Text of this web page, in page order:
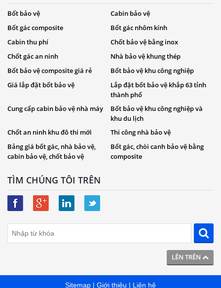
LÊN TRÊN
Bốt bảo vệ
Cabin bảo vệ
Bốt gác composite
Bốt gác nhôm kính
Cabin thu phí
Chốt bảo vệ bằng inox
Chốt gác an ninh
Nhà bảo vệ khung thép
Bốt bảo vệ composite giá rẻ
Bốt bảo vệ khu công nghiệp
Giá lắp đặt bốt bảo vệ
Lắp đặt bốt bảo vệ khắp 63 tỉnh
thành phố
Cung cấp cabin bảo vệ nhà máy Bốt bảo vệ khu công nghiệp và
khu du lịch
Chốt an ninh khu đô thi mới
Thi công nhà bảo vệ
Bảng giá bốt gác, nhà bảo vệ,
cabin bảo vệ, chốt bảo vệ
Bốt gác, chòi canh bảo vệ bằng
composite
TÌM CHÚNG TÔI TRÊN
Sitemap | Giới thiệu | Liên hệ